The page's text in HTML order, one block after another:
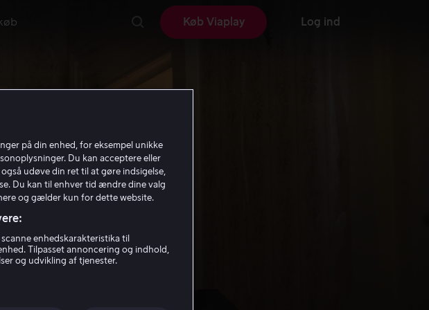
Køb Viaplay Log ind
på din enhed, for eksempel unikke
Du kan acceptere eller
udøve din ret til at gøre indsigelse,
Du kan til enhver tid ændre dine valg
og gælder kun for dette website.
enhedskarakteristika til
Tilpasset annoncering og indhold,
og udvikling af tjenester.